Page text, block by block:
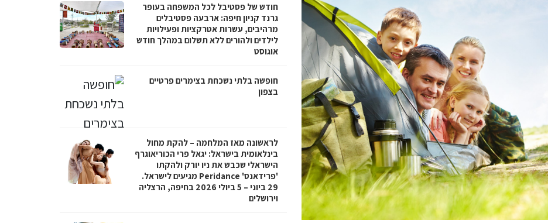
חודש של פסטיבל לכל המשפחה בעופר
גרנד קניון חיפה: ארבעה פסטיבלים
מרהיבים, עשרות אטרקציות ופעילויות
לילדים ולהורים ללא תשלום במהלך חודש
אוגוסט
חופשה בלתי נשכחת בצימרים פרטיים
בצפון
לראשונה מאז המלחמה – להקת מחול
בינלאומית בישראל: יגאל פרי הכוריאוגרף
הישראלי שכבש את ניו יורק ולהקתו
'פרידאנס' Peridance מגיעים לישראל.
29 ביוני – 5 ביולי 2026 בחיפה, הרצליה
וירושלים